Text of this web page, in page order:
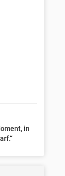
in